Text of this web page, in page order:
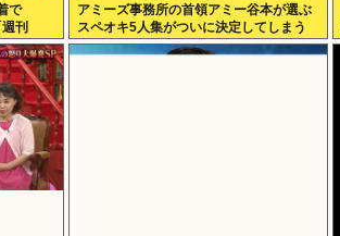
で
刊
万バ
アミーズ事務所の首領アミー谷本が選ぶ
スペオキ5人集がついに決定してしまう